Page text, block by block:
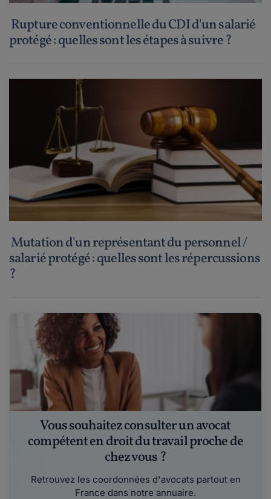
Rupture conventionnelle du CDI d'un salarié
protégé : quelles sont les étapes à suivre ?
Mutation d'un représentant du personnel /
salarié protégé : quelles sont les répercussions
?
Vous souhaitez consulter un avocat
compétent en droit du travail proche de
chez vous ?
Retrouvez les coordonnées d'avocats partout en
France dans notre annuaire.